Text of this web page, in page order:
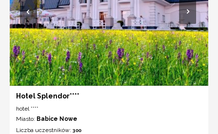
Hotel Splendor****
hotel ****
Miasto: Babice Nowe
Liczba uczestników: 300